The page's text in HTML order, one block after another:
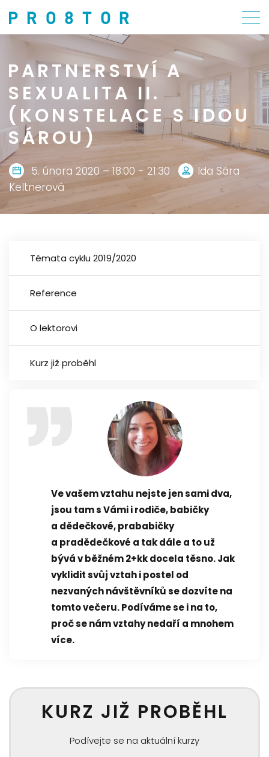
PARTNERSTVÍ A
SEXUALITA II.
(KONSTELACE S IDOU
SÁROU)
5. února 2020 – 18:00 - 21:30
Ida Sára
Keltnerová
Témata cyklu 2019/2020
Reference
O lektorovi
Kurz již proběhl
Ve vašem vztahu nejste jen sami dva,
jsou tam s Vámi i rodiče, babičky
a dědečkové, prababičky
a pradědečkové a tak dále a to už
bývá v běžném 2+kk docela těsno. Jak
vyklidit svůj vztah i postel od
nezvaných návštěvníků se dozvíte na
tomto večeru. Podíváme se i na to,
proč se nám vztahy nedaří a mnohem
více.
KURZ JIŽ PROBĚHL
Podívejte se na aktuální kurzy